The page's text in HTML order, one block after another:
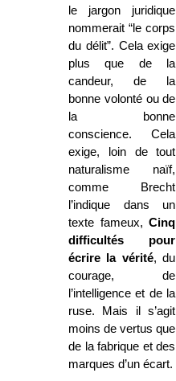
le jargon juridique
nommerait “le corps
du délit”. Cela exige
plus que de la
candeur, de la
bonne volonté ou de
la bonne
conscience. Cela
exige, loin de tout
naturalisme naïf,
comme Brecht
l’indique dans un
texte fameux,Cinq
difficultés pour
écrire la vérité, du
courage, de
l’intelligence et de la
ruse. Mais il s’agit
moins de vertus que
de la fabrique et des
marques d’un écart.